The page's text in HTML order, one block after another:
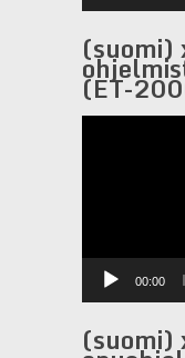
(suomi)
(ET-
00:00
(suomi)